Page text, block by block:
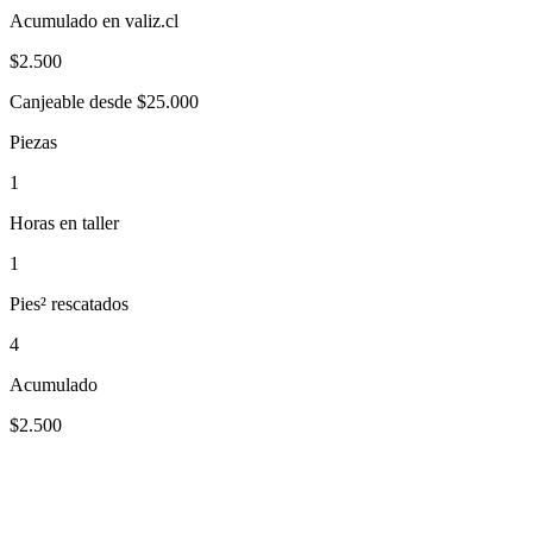
Acumulado en valiz.cl
$2.500
Canjeable desde $25.000
Piezas
1
Horas en taller
1
Pies² rescatados
4
Acumulado
$2.500